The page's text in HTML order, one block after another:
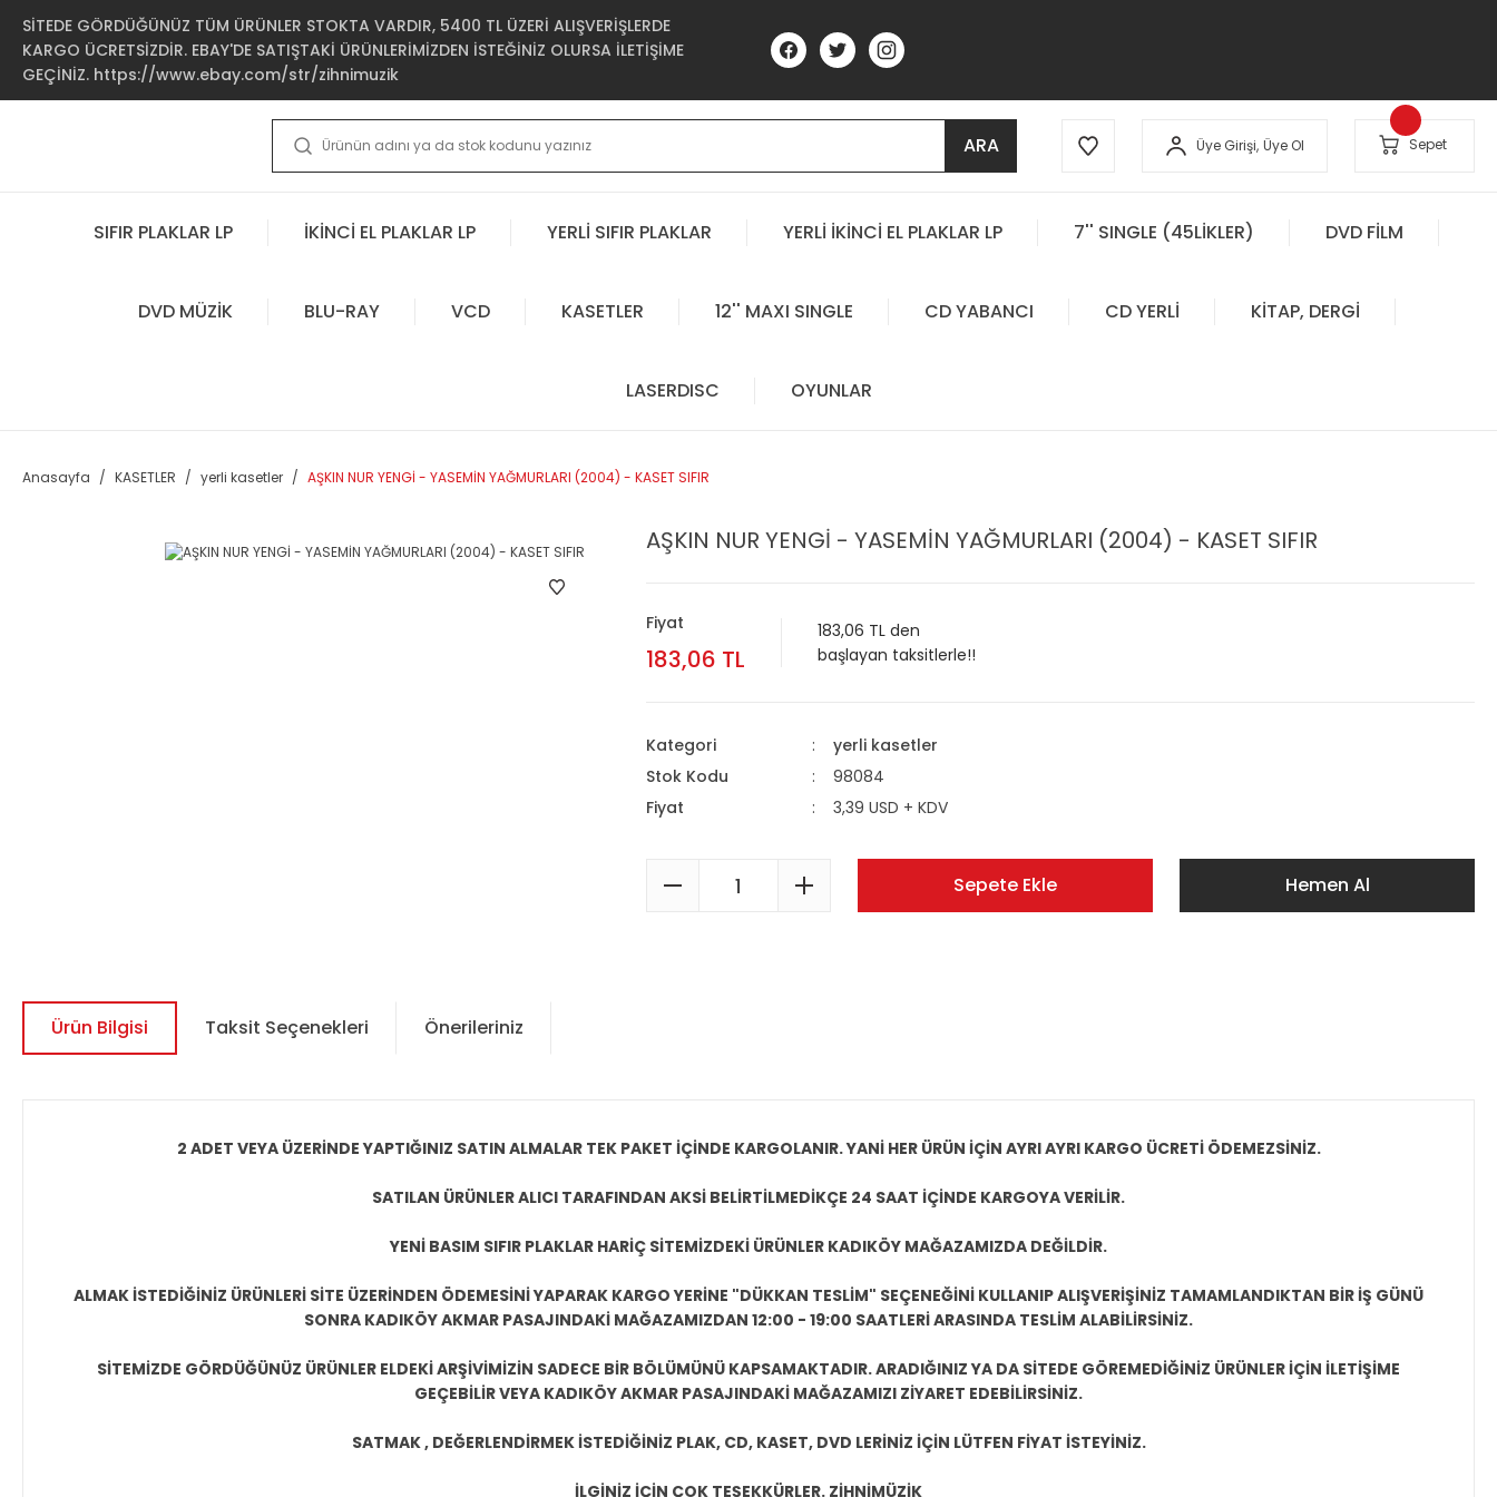
SİTEDE GÖRDÜĞÜNÜZ TÜM ÜRÜNLER STOKTA VARDIR, 5400 TL ÜZERİ ALIŞVERİŞLERDE
KARGO ÜCRETSİZDİR. EBAY'DE SATIŞTAKİ ÜRÜNLERİMİZDEN İSTEĞİNİZ OLURSA İLETİŞİME
GEÇİNİZ. https://www.ebay.com/str/zihnimuzik
ARA Üye Girişi, Üye Ol Sepet
SIFIR PLAKLAR LP İKİNCİ EL PLAKLAR LP YERLİ SIFIR PLAKLAR YERLİ İKİNCİ EL PLAKLAR LP 7'' SINGLE (45LİKLER) DVD FİLM
DVD MÜZİK BLU-RAY VCD KASETLER 12'' MAXI SINGLE CD YABANCI CD YERLİ KİTAP, DERGİ
LASERDISC OYUNLAR
Anasayfa KASETLER yerli kasetler AŞKIN NUR YENGİ - YASEMİN YAĞMURLARI (2004) - KASET SIFIR
AŞKIN NUR YENGİ - YASEMİN YAĞMURLARI (2004) - KASET SIFIR
Fiyat
183,06 TL
183,06 TL den
başlayan taksitlerle!!
Kategori
yerli kasetler
Stok Kodu
98084
Fiyat
3,39 USD + KDV
Sepete Ekle Hemen Al
Ürün Bilgisi Taksit Seçenekleri Önerileriniz
2 ADET VEYA ÜZERİNDE YAPTIĞINIZ SATIN ALMALAR TEK PAKET İÇİNDE KARGOLANIR. YANİ HER ÜRÜN İÇİN AYRI AYRI KARGO ÜCRETİ ÖDEMEZSİNİZ.
SATILAN ÜRÜNLER ALICI TARAFINDAN AKSİ BELİRTİLMEDİKÇE 24 SAAT İÇİNDE KARGOYA VERİLİR.
YENİ BASIM SIFIR PLAKLAR HARİÇ SİTEMİZDEKİ ÜRÜNLER KADIKÖY MAĞAZAMIZDA DEĞİLDİR.
ALMAK İSTEDİĞİNİZ ÜRÜNLERİ SİTE ÜZERİNDEN ÖDEMESİNİ YAPARAK KARGO YERİNE "DÜKKAN TESLİM" SEÇENEĞİNİ KULLANIP ALIŞVERİŞİNİZ TAMAMLANDIKTAN BİR İŞ GÜNÜ
SONRA KADIKÖY AKMAR PASAJINDAKİ MAĞAZAMIZDAN 12:00 - 19:00 SAATLERİ ARASINDA TESLİM ALABİLİRSİNİZ.
SİTEMİZDE GÖRDÜĞÜNÜZ ÜRÜNLER ELDEKİ ARŞİVİMİZİN SADECE BİR BÖLÜMÜNÜ KAPSAMAKTADIR. ARADIĞINIZ YA DA SİTEDE GÖREMEDİĞİNİZ ÜRÜNLER İÇİN İLETİŞİME
GEÇEBİLİR VEYA KADIKÖY AKMAR PASAJINDAKİ MAĞAZAMIZI ZİYARET EDEBİLİRSİNİZ.
SATMAK , DEĞERLENDİRMEK İSTEDİĞİNİZ PLAK, CD, KASET, DVD LERİNİZ İÇİN LÜTFEN FİYAT İSTEYİNİZ.
İLGİNİZ İÇİN ÇOK TEŞEKKÜRLER. ZİHNİMÜZİK